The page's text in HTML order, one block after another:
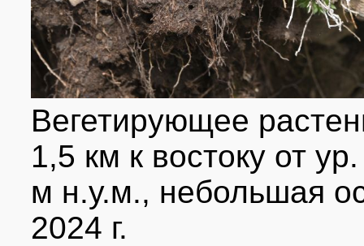
Вегетирующее
1,5 км к востоку от
м н.у.м., небольшая
2024 г.